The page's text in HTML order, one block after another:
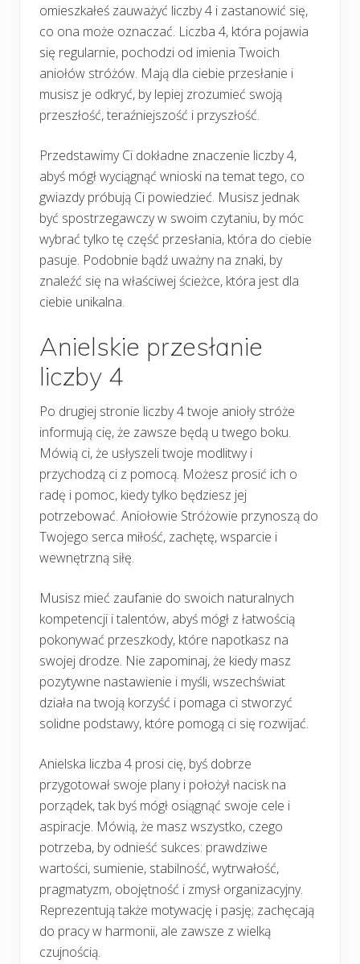
omieszkałeś zauważyć liczby 4 i zastanowić się,
co ona może oznaczać. Liczba 4, która pojawia
się regularnie, pochodzi od imienia Twoich
aniołów stróżów. Mają dla ciebie przesłanie i
musisz je odkryć, by lepiej zrozumieć swoją
przeszłość, teraźniejszość i przyszłość.
Przedstawimy Ci dokładne znaczenie liczby 4,
abyś mógł wyciągnąć wnioski na temat tego, co
gwiazdy próbują Ci powiedzieć. Musisz jednak
być spostrzegawczy w swoim czytaniu, by móc
wybrać tylko tę część przesłania, która do ciebie
pasuje. Podobnie bądź uważny na znaki, by
znaleźć się na właściwej ścieżce, która jest dla
ciebie unikalna.
Anielskie przesłanie
liczby 4
Po drugiej stronie liczby 4 twoje anioły stróże
informują cię, że zawsze będą u twego boku.
Mówią ci, że usłyszeli twoje modlitwy i
przychodzą ci z pomocą. Możesz prosić ich o
radę i pomoc, kiedy tylko będziesz jej
potrzebować. Aniołowie Stróżowie przynoszą do
Twojego serca miłość, zachętę, wsparcie i
wewnętrzną siłę.
Musisz mieć zaufanie do swoich naturalnych
kompetencji i talentów, abyś mógł z łatwością
pokonywać przeszkody, które napotkasz na
swojej drodze. Nie zapominaj, że kiedy masz
pozytywne nastawienie i myśli, wszechświat
działa na twoją korzyść i pomaga ci stworzyć
solidne podstawy, które pomogą ci się rozwijać.
Anielska liczba 4 prosi cię, byś dobrze
przygotował swoje plany i położył nacisk na
porządek, tak byś mógł osiągnąć swoje cele i
aspiracje. Mówią, że masz wszystko, czego
potrzeba, by odnieść sukces: prawdziwe
wartości, sumienie, stabilność, wytrwałość,
pragmatyzm, obojętność i zmysł organizacyjny.
Reprezentują także motywację i pasję; zachęcają
do pracy w harmonii, ale zawsze z wielką
czujnością.